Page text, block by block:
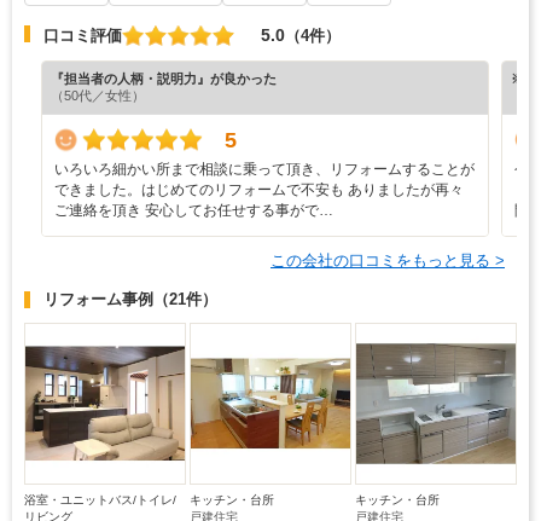
口コミ評価 5.0 （4件）
『担当者の人柄・説明力』が良かった
（50代／女性）
5
いろいろ細かい所まで相談に乗って頂き、リフォームすることが
できました。はじめてのリフォームで不安も ありましたが再々
ご連絡を頂き 安心してお任せする事がで…
※ホ
今
間
この会社の口コミをもっと見る >
リフォーム事例 （21件）
浴室・ユニットバス/トイレ/
リビング
キッチン・台所
戸建住宅
キッチン・台所
戸建住宅